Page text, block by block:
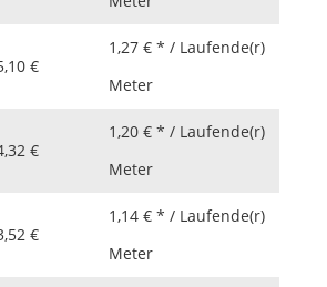
€
1,27 € * / Laufende(r)
Meter
€
1,20 € * / Laufende(r)
Meter
€
1,14 € * / Laufende(r)
Meter